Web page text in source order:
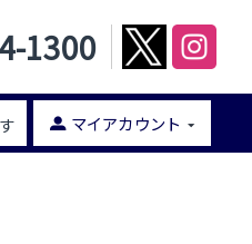
1300
マイアカウント